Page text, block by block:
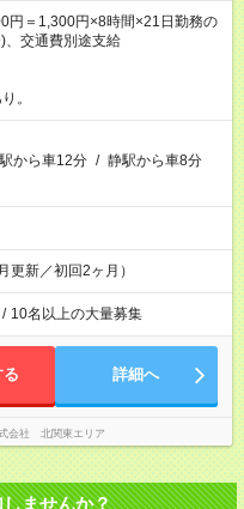
円＝1,300円×8時間×21日勤務の
、交通費別途支給
。
から車12分 / 静駅から車8分
更新／初回2ヶ月）
/ 10名以上の大量募集
る 詳細へ
会社 北関東エリア
ませんか？